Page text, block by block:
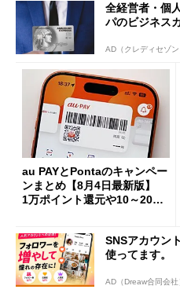
全経営者・個
パのビジネス
AD（クレディセゾン
au PAYとPontaのキャンペー
ンまとめ【8月4日最新版】
1万ポイント還元や10～20％
SNSアカウン
使ってます。
AD（Dreaw合同会社